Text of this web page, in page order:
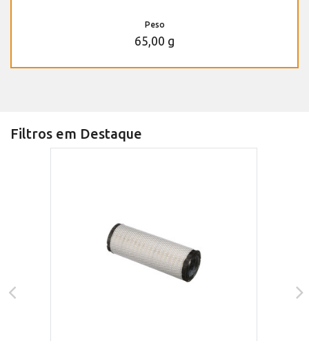
Peso
65,00 g
Filtros em Destaque